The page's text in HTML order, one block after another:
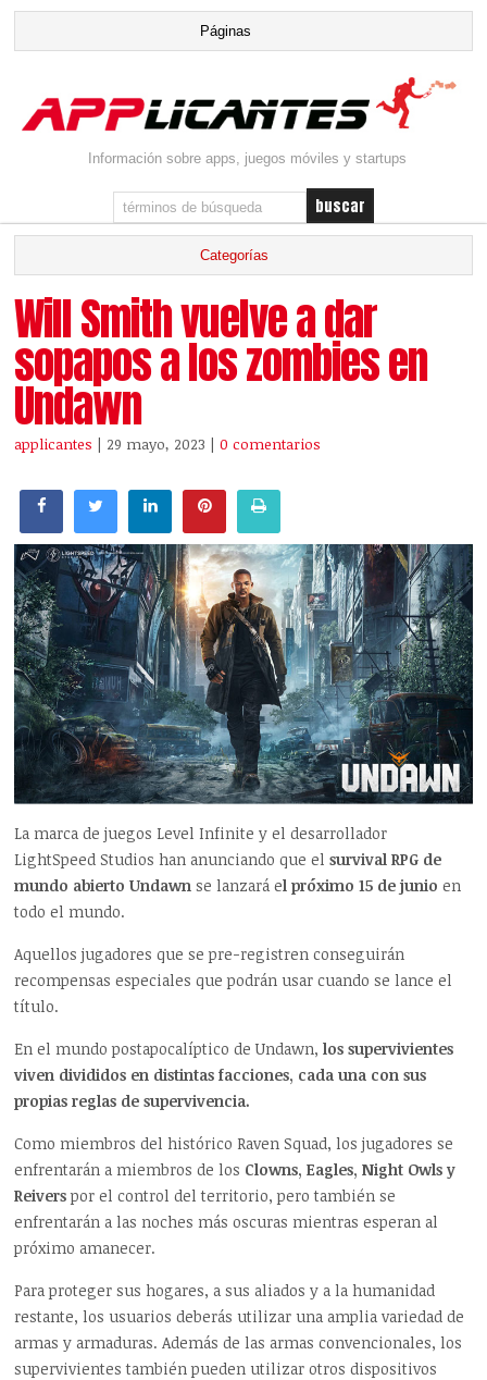
Información sobre apps, juegos móviles y startups
Will Smith vuelve a dar
sopapos a los zombies en
Undawn
applicantes | 29 mayo, 2023 |0 comentarios
La marca de juegos Level Infinite y el desarrollador
LightSpeed Studios han anunciando que elsurvival RPG de
mundo abierto Undawn se lanzará el próximo 15 de junio en
todo el mundo.
Aquellos jugadores que se pre-registren conseguirán
recompensas especiales que podrán usar cuando se lance el
título.
En el mundo postapocalíptico de Undawn,los supervivientes
viven divididos en distintas facciones, cada una con sus
propias reglas de supervivencia.
Como miembros del histórico Raven Squad, los jugadores se
enfrentarán a miembros de los Clowns, Eagles, Night Owls y
Reiverspor el control del territorio, pero también se
enfrentarán a las noches más oscuras mientras esperan al
próximo amanecer.
Para proteger sus hogares, a sus aliados y a la humanidad
restante, los usuarios deberás utilizar una amplia variedad de
armas y armaduras. Además de las armas convencionales, los
supervivientes también pueden utilizar otros dispositivos